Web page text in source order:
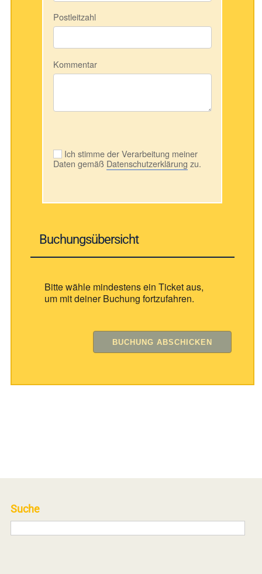
Postleitzahl
Kommentar
Ich stimme der Verarbeitung meiner
Daten gemäß Datenschutzerklärung zu.
Buchungsübersicht
Bitte wähle mindestens ein Ticket aus,
um mit deiner Buchung fortzufahren.
Suche